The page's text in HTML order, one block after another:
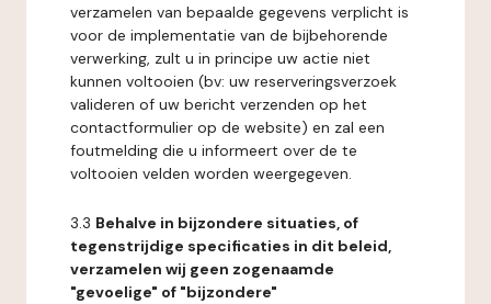
verzamelen van bepaalde gegevens verplicht is
voor de implementatie van de bijbehorende
verwerking, zult u in principe uw actie niet
kunnen voltooien (bv: uw reserveringsverzoek
valideren of uw bericht verzenden op het
contactformulier op de website) en zal een
foutmelding die u informeert over de te
voltooien velden worden weergegeven.
3.3 Behalve in bijzondere situaties, of
tegenstrijdige specificaties in dit beleid,
verzamelen wij geen zogenaamde
"gevoelige" of "bijzondere"